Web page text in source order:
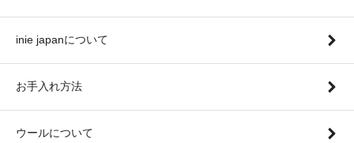
inie japanについて
お手入れ方法
ウールについて